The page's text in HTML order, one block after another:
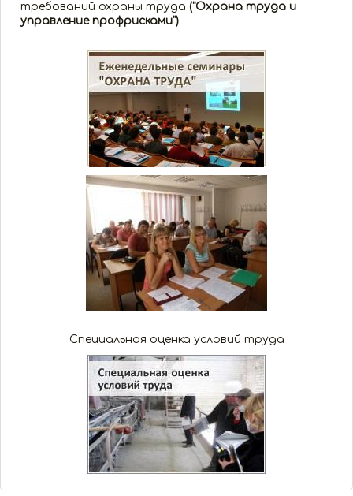
требований охраны труда ("Охрана труда и
управление профрисками")
Специальная оценка условий труда